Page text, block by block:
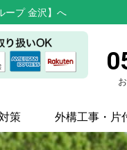
ープ 金沢】へ
策 外構工事・片